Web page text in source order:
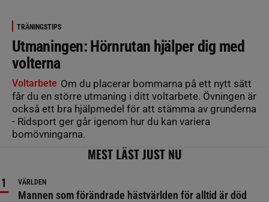
TRÄNINGSTIPS
Utmaningen: Hörnrutan hjälper dig med
volterna
Voltarbete Om du placerar bommarna på ett nytt sätt
får du en större utmaning i ditt voltarbete. Övningen är
också ett bra hjälpmedel för att stämma av grunderna
- Ridsport ger går igenom hur du kan variera
bomövningarna.
MEST LÄST JUST NU
VÄRLDEN
Mannen som förändrade hästvärlden för alltid är död